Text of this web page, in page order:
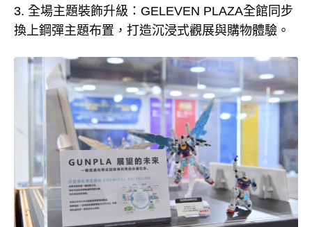
3. 全場主題裝飾升級：GELEVEN PLAZA全館同步
換上鋼彈主題布置，打造沉浸式觀展與購物體驗。